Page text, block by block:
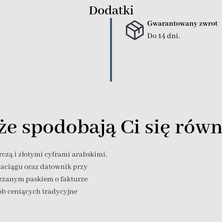
Dodatki
Gwarantowany zwrot
Do 14 dni.
spodobają Ci się